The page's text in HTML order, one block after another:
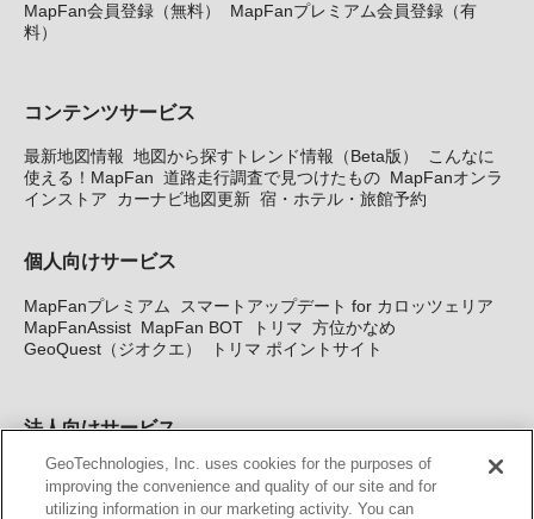
MapFan会員登録（無料）
MapFanプレミアム会員登録（有
料）
コンテンツサービス
最新地図情報 地図から探すトレンド情報（Beta版）
こんなに
使える！MapFan 道路走行調査で見つけたもの MapFanオンラ
インストア
カーナビ地図更新 宿・ホテル・旅館予約
個人向けサービス
MapFanプレミアム
スマートアップデート for カロッツェリア
MapFanAssist MapFan BOT トリマ 方位かなめ
GeoQuest（ジオクエ）
トリマ ポイントサイト
法人向けサービス
法人向け地図・位置情報サービス WEBサイト・システム向け地
図API Windows PC向け地図開発キット MapFan DB 住所確認
サービス
MAP WORLD+ トリマ広告 Geo-Research
GeoTechnologies, Inc. uses cookies for the purposes of
improving the convenience and quality of our site and for
utilizing information in our marketing activity. You can